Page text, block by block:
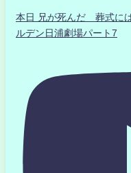
本日 兄が死んだ 葬式に
ルデン日浦劇場パート7